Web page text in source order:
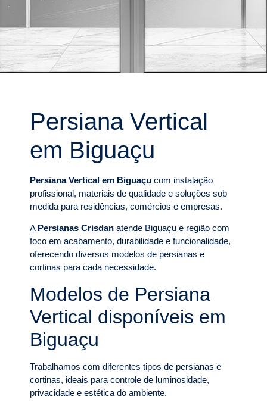
Persiana Vertical
em Biguaçu
Persiana Vertical em Biguaçu com instalação
profissional, materiais de qualidade e soluções sob
medida para residências, comércios e empresas.
A Persianas Crisdan atende Biguaçu e região com
foco em acabamento, durabilidade e funcionalidade,
oferecendo diversos modelos de persianas e
cortinas para cada necessidade.
Modelos de Persiana
Vertical disponíveis em
Biguaçu
Trabalhamos com diferentes tipos de persianas e
cortinas, ideais para controle de luminosidade,
privacidade e estética do ambiente.